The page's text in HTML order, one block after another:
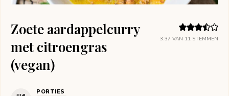
3.37 VAN 11 STEMMEN
Zoete aardappelcurry
met citroengras
(vegan)
PORTIES